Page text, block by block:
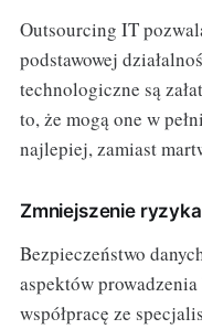
Outsourcing IT
podstawowej
technologiczne są
to, że mogą one w
najlepiej, zamiast
Zmniejszenie
Bezpieczeństwo
aspektów
współpracę ze